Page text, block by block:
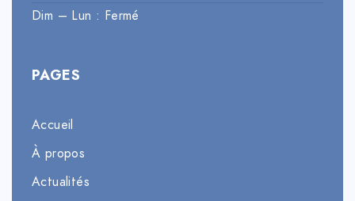
Dim – Lun : Fermé
PAGES
Accueil
À propos
Actualités